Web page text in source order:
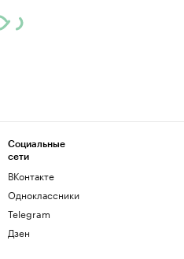
Социальные
сети
ВКонтакте
Одноклассники
Telegram
Дзен